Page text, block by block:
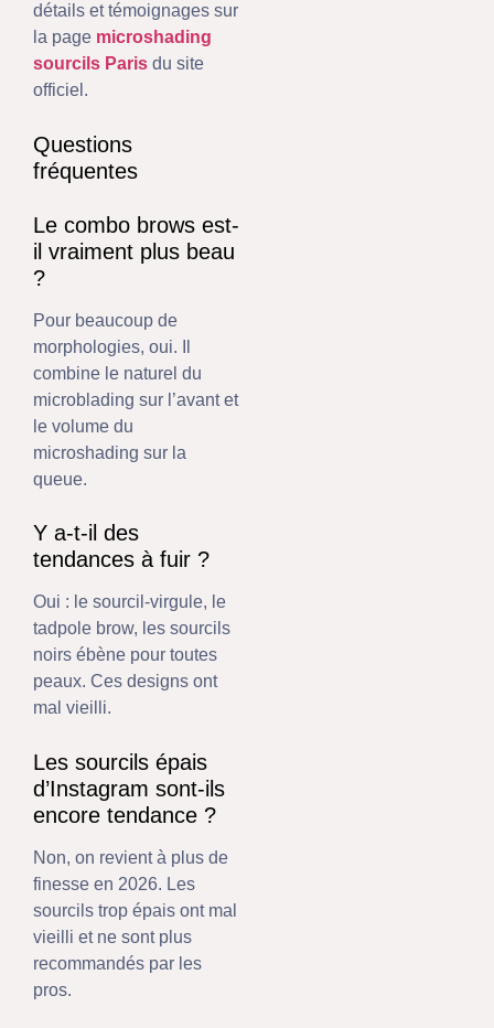
détails et témoignages sur
la page microshading
sourcils Paris du site
officiel.
Questions
fréquentes
Le combo brows est-
il vraiment plus beau
?
Pour beaucoup de
morphologies, oui. Il
combine le naturel du
microblading sur l’avant et
le volume du
microshading sur la
queue.
Y a-t-il des
tendances à fuir ?
Oui : le sourcil-virgule, le
tadpole brow, les sourcils
noirs ébène pour toutes
peaux. Ces designs ont
mal vieilli.
Les sourcils épais
d’Instagram sont-ils
encore tendance ?
Non, on revient à plus de
finesse en 2026. Les
sourcils trop épais ont mal
vieilli et ne sont plus
recommandés par les
pros.